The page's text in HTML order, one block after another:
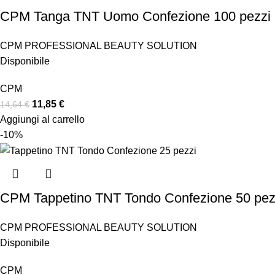
CPM Tanga TNT Uomo Confezione 100 pezzi
CPM PROFESSIONAL BEAUTY SOLUTION
Disponibile
CPM
14,64€ 11,85 €
Aggiungi al carrello
-10%
CPM Tappetino TNT Tondo Confezione 50
CPM PROFESSIONAL BEAUTY SOLUTION
Disponibile
CPM